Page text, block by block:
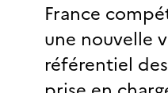
France
une nouvelle
référentiel